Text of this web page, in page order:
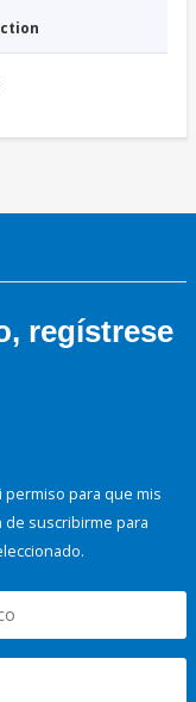
regístrese
permiso para que mis
suscribirme para